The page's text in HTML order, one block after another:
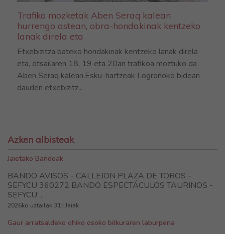
Trafiko mozketak Aben Seraq kalean
hurrengo astean, obra-hondakinak kentzeko
lanak direla eta
Etxebizitza bateko hondakinak kentzeko lanak direla
eta, otsailaren 18, 19 eta 20an trafikoa moztuko da
Aben Seraq kalean.Esku-hartzeak Logroñoko bidean
dauden etxebizitz...
Azken albisteak
Jaietako Bandoak
BANDO AVISOS - CALLEJON PLAZA DE TOROS -
SEFYCU 360272 BANDO ESPECTÁCULOS TAURINOS -
SEFYCU ...
2026ko uztailak 31 | Jaiak
Gaur arratsaldeko ohiko osoko bilkuraren laburpena